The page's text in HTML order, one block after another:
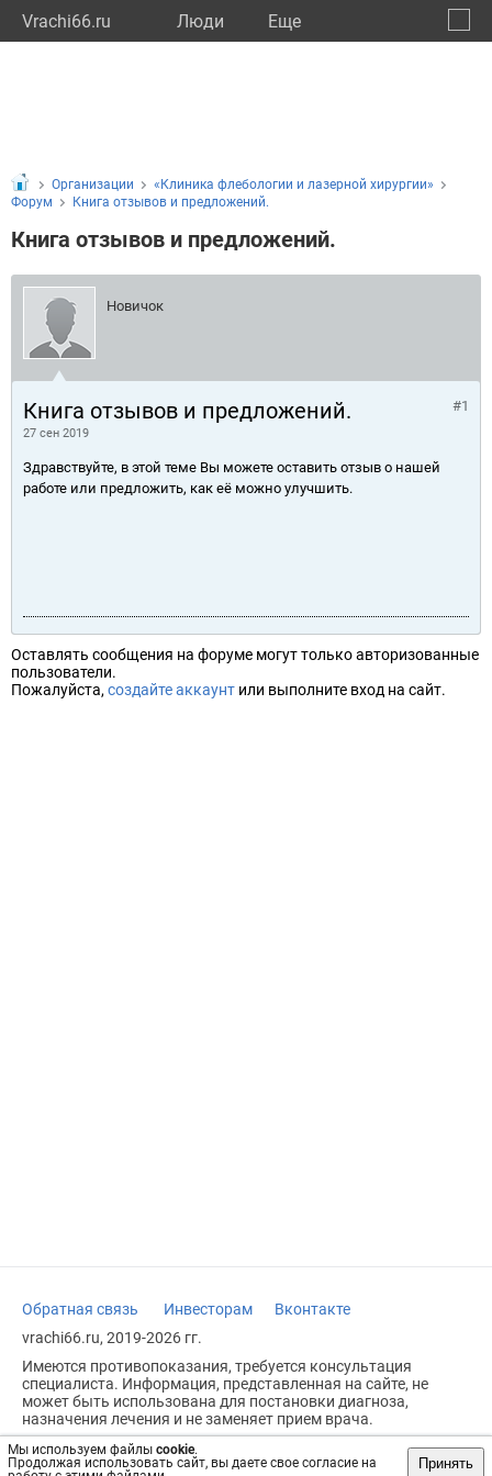
Vrachi66.ru Люди Eще
Мы используем файлы cookie.
Продолжая использовать сайт, вы даете свое согласие на
Принять
Организации
«Клиника флебологии и лазерной хирургии»
Форум
Книга отзывов и предложений.
Книга отзывов и предложений.
Новичок
Книга отзывов и предложений.
27 сен 2019
#1
Здравствуйте, в этой теме Вы можете оставить отзыв о нашей
работе или предложить, как её можно улучшить.
Оставлять сообщения на форуме могут только авторизованные
пользователи.
Пожалуйста, создайте аккаунт или выполните вход на сайт.
Обратная связь Инвесторам
Вконтакте
vrachi66.ru, 2019-2026 гг.
Имеются противопоказания, требуется консультация
специалиста. Информация, представленная на сайте, не
может быть использована для постановки диагноза,
назначения лечения и не заменяет прием врача.
Возрастное ограничение: 18+